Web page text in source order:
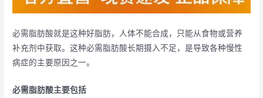
必需脂肪酸就是这种好脂肪，人体不能合成，只能从食物或营养
补充剂中获取。这种必需脂肪酸长期摄入不足，是导致各种慢性
病症的主要原因之一。
必需脂肪酸主要包括